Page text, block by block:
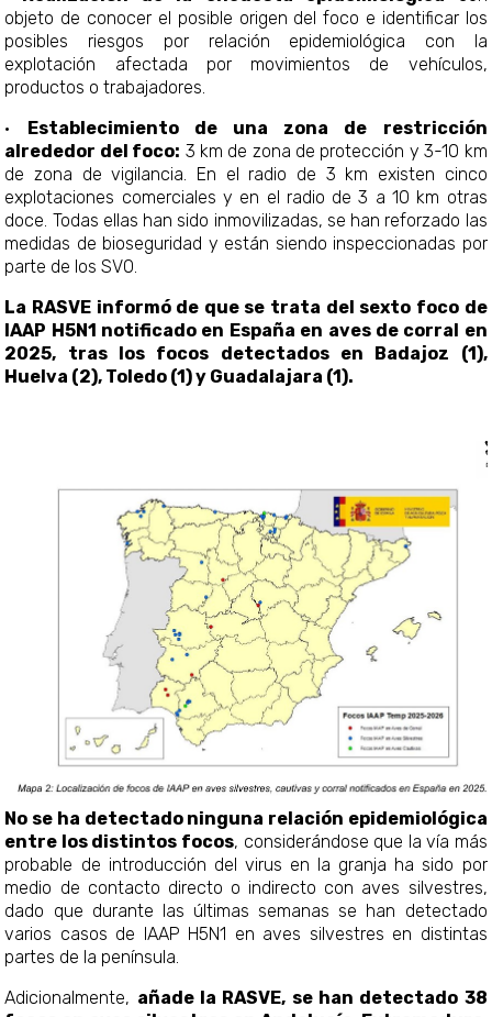
objeto de conocer el posible origen del foco e identificar los
posibles riesgos por relación epidemiológica con la
explotación afectada por movimientos de vehículos,
productos o trabajadores.
· Establecimiento de una zona de restricción
alrededor del foco: 3 km de zona de protección y 3-10 km
de zona de vigilancia. En el radio de 3 km existen cinco
explotaciones comerciales y en el radio de 3 a 10 km otras
doce. Todas ellas han sido inmovilizadas, se han reforzado las
medidas de bioseguridad y están siendo inspeccionadas por
parte de los SVO.
La RASVE informó de que se trata del sexto foco de
IAAP H5N1 notificado en España en aves de corral en
2025, tras los focos detectados en Badajoz (1),
Huelva (2), Toledo (1) y Guadalajara (1).
No se ha detectado ninguna relación epidemiológica
entre los distintos focos, considerándose que la vía más
probable de introducción del virus en la granja ha sido por
medio de contacto directo o indirecto con aves silvestres,
dado que durante las últimas semanas se han detectado
varios casos de IAAP H5N1 en aves silvestres en distintas
partes de la península.
Adicionalmente, añade la RASVE, se han detectado 38